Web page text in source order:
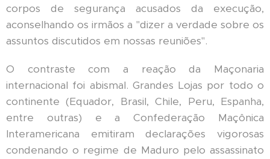
corpos de segurança acusados da execução,
aconselhando os irmãos a "dizer a verdade sobre os
assuntos discutidos em nossas reuniões".
O contraste com a reação da Maçonaria
internacional foi abismal. Grandes Lojas por todo o
continente (Equador, Brasil, Chile, Peru, Espanha,
entre outras) e a Confederação Maçônica
Interamericana emitiram declarações vigorosas
condenando o regime de Maduro pelo assassinato